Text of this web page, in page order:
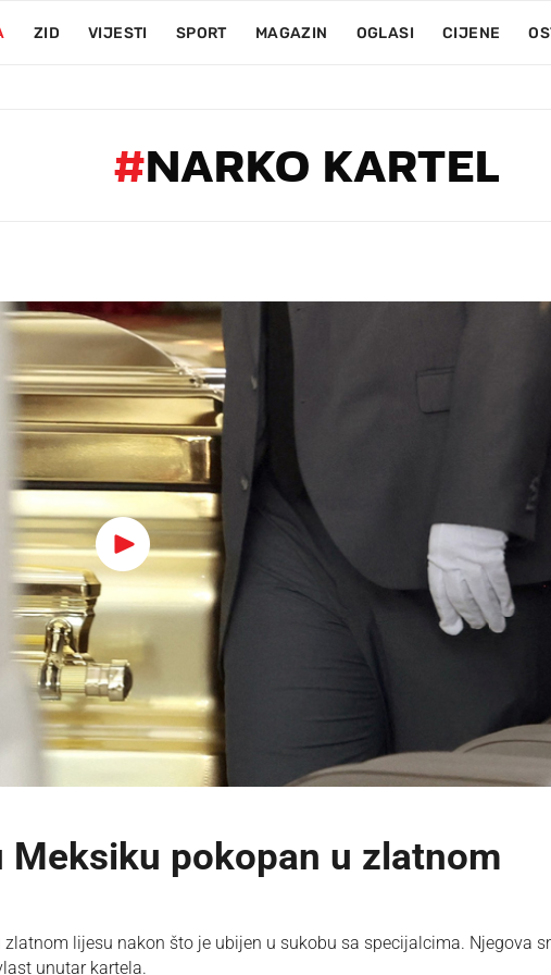
ZID VIJESTI SPORT MAGAZIN OGLASI CIJENE
#NARKO KARTEL
pokopan u zlatnom
zlatnom lijesu nakon što je ubijen u sukobu sa specijalcima. Njegova
unutar kartela.